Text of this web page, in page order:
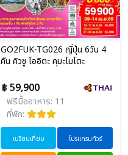
GO2FUK-TG026 ญี่ปุ่น 6วัน 4
คืน คิวชู โออิตะ คุมะโมโตะ
฿ 59,900
ฟรีมื้ออาหาร: 11
ที่พัก:
เปรียบเทียบ โปรแกรมทัวร์